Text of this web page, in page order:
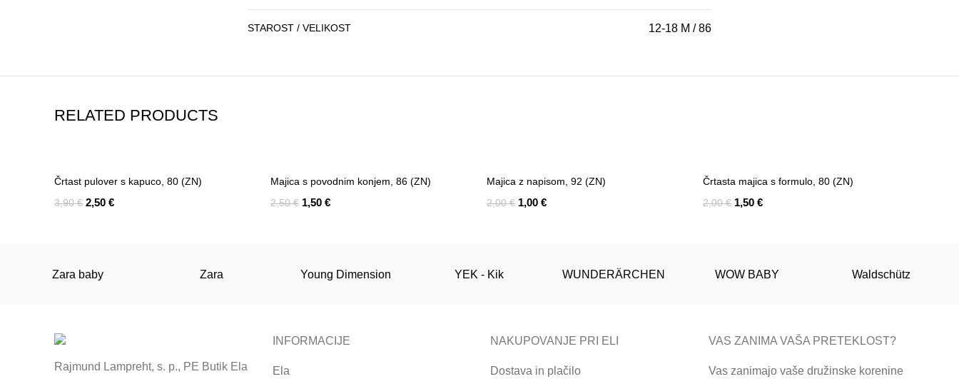
STAROST / VELIKOST 12-18 M / 86
RELATED PRODUCTS
Črtast pulover s kapuco, 80 (ZN)
3,90€ 2,50 €
Majica s povodnim konjem, 86 (ZN)
2,50€ 1,50 €
Majica z napisom, 92 (ZN)
2,00€ 1,00 €
Črtasta majica s formulo, 80 (ZN)
2,00€ 1,50 €
Zara baby Zara Young Dimension YEK - Kik WUNDERÄRCHEN WOW BABY Waldschütz
Rajmund Lampreht, s. p., PE Butik Ela
INFORMACIJE
Ela
NAKUPOVANJE PRI ELI
Dostava in plačilo
VAS ZANIMA VAŠA PRETEKLOST?
Vas zanimajo vaše družinske korenine